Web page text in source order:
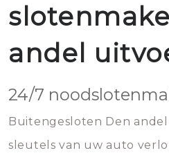
andel
24/7
Buitengesloten Den
sleutels van uw auto